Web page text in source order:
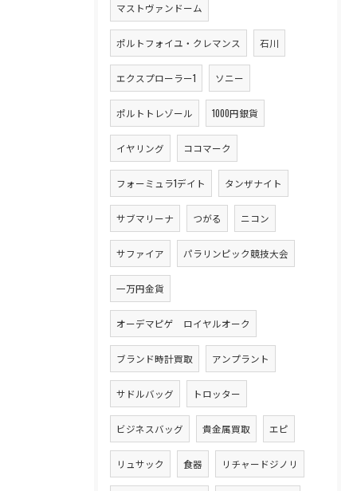
マストヴァンドーム
ポルトフォイユ・クレマンス 石川
エクスプローラー1 ソニー
ポルトトレゾール 1000円銀貨
イヤリング ココマーク
フォーミュラ1デイト タンザナイト
サブマリーナ つがる ニコン
サファイア パラリンピック競技大会
一万円金貨
オーデマピゲ ロイヤルオーク
ブランド時計買取 アンプラント
サドルバッグ トロッター
ビジネスバッグ 貴金属買取 エピ
リュサック 食器 リチャードジノリ